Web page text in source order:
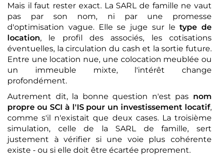
Mais il faut rester exact. La SARL de famille ne vaut
pas par son nom, ni par une promesse
d'optimisation vague. Elle se juge sur letype de
location, le profil des associés, les cotisations
éventuelles, la circulation du cash et la sortie future.
Entre une location nue, une colocation meublée ou
un immeuble mixte, l'intérêt change
profondément.
Autrement dit, la bonne question n'est pas nom
propre ou SCI à l'IS pour un investissement locatif,
comme s'il n'existait que deux cases. La troisième
simulation, celle de la SARL de famille, sert
justement à vérifier si une voie plus cohérente
existe - ou si elle doit être écartée proprement.